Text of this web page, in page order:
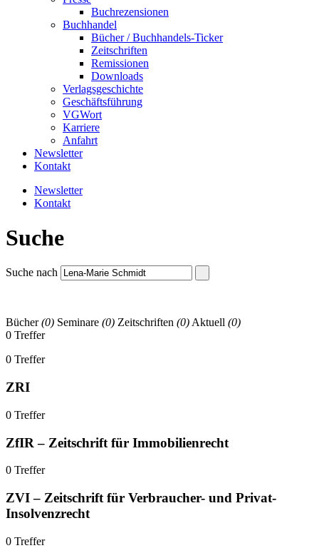
Buchrezensionen
Buchhandel
Bücher / Buchhandels-Ticker
Zeitschriften
Remissionen
Downloads
Verlagsgeschichte
Geschäftsführung
VGWort
Karriere
Anfahrt
Newsletter
Kontakt
Newsletter
Kontakt
Suche
Suche nach
Bücher(0) Seminare (0) Zeitschriften (0)Aktuell (0)
0 Treffer
0 Treffer
ZRI
0 Treffer
ZfIR – Zeitschrift für Immobilienrecht
0 Treffer
ZVI – Zeitschrift für Verbraucher- und Privat-
Insolvenzrecht
0 Treffer